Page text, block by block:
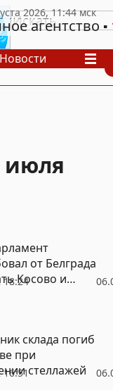
агентство
Новости
июля
18:24
от Белграда
Косово и
склада погиб
при
стеллажей